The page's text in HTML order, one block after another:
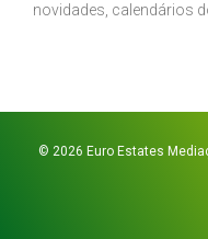
novidades, calendários
© 2026 Euro Estates